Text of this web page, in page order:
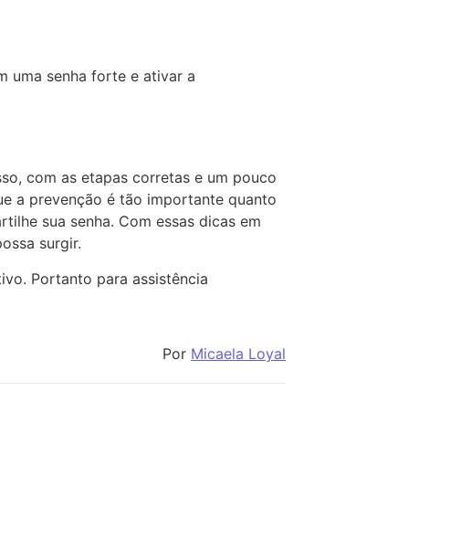
uma senha forte e ativar a
com as etapas corretas e um pouco
a prevenção é tão importante quanto
sua senha. Com essas dicas em
surgir.
Portanto para assistência
Por Micaela Loyal